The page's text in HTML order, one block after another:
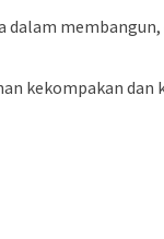
kekompakan dan